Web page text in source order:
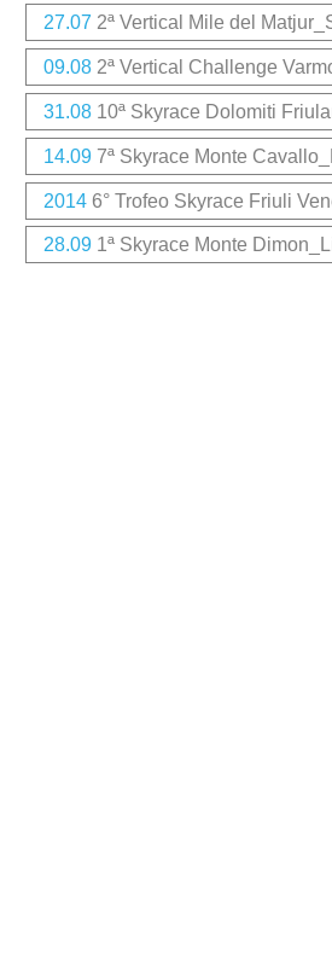
27.07 2ª Vertical Mile del
09.08 2ª Vertical Challenge
31.08 10ª Skyrace Dolomiti
14.09 7ª Skyrace Monte
2014 6° Trofeo Skyrace Friuli
28.09 1ª Skyrace Monte Dimon